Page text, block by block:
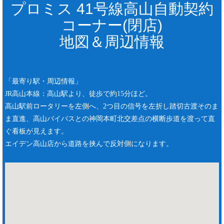
プロミス 41号線高山自動契約
コーナー(閉店)
地図＆周辺情報
「最寄り駅・周辺情報」
JR高山本線：高山駅より、徒歩で約15分ほど。
高山駅前ロータリーを左側へ、2つ目の信号を左折し踏切古渡そのま
ま直進、高山バイパスとの神岡本町北交差点の横断歩道を渡って直
ぐ看板が見えます。
エイデン高山店から道路を挟んで反対側になります。